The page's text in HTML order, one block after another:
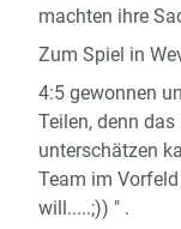
machten ihre
Zum Spiel in
4:5 gewonnen
Teilen, denn
unterschätzen
Team im
will.....;)) " .